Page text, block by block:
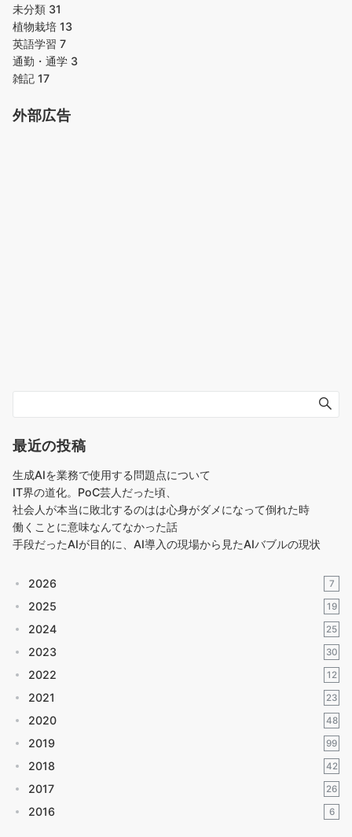
未分類 31
植物栽培 13
英語学習 7
通勤・通学 3
雑記 17
外部広告
最近の投稿
生成AIを業務で使用する問題点について
IT界の道化。PoC芸人だった頃、
社会人が本当に敗北するのはは心身がダメになって倒れた時
働くことに意味なんてなかった話
手段だったAIが目的に、AI導入の現場から見たAIバブルの現状
2026 7
2025 19
2024 25
2023 30
2022 12
2021 23
2020 48
2019 99
2018 42
2017 26
2016 6